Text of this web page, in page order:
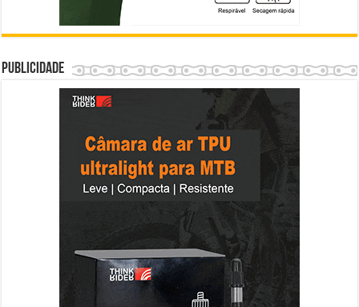
Publicidade